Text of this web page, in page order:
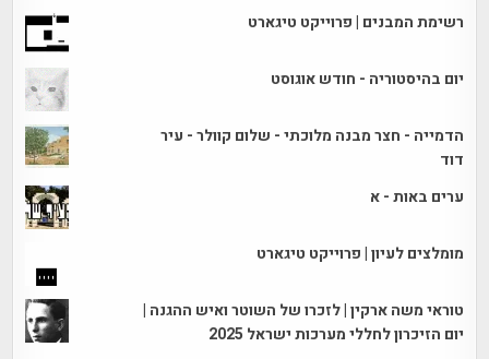
רשימת המבנים | פרוייקט טיגארט
יום בהיסטוריה - חודש אוגוסט
הדמייה - חצר מבנה מלוכתי - שלום קוולר - עיר
דוד
ערים באות - א
מומלצים לעיון | פרוייקט טיגארט
טוראי משה ארקין | לזכרו של השוטר ואיש ההגנה |
יום הזיכרון לחללי מערכות ישראל 2025